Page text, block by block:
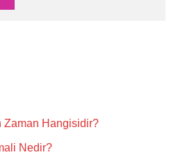
Zaman Hangisidir?
Nedir?